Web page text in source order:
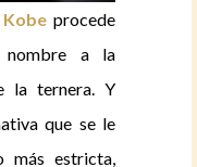
Kobe procede
a la
la ternera. Y
que se le
más estricta,